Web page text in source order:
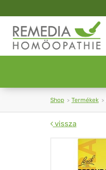
Shop Termékek
vissza